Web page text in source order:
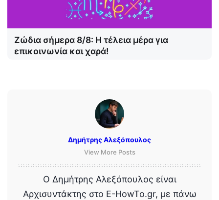
Ζώδια σήμερα 8/8: Η τέλεια μέρα για
επικοινωνία και χαρά!
Δημήτρης Αλεξόπουλος
View More Posts
Ο Δημήτρης Αλεξόπουλος είναι
Αρχισυντάκτης στο E-HowTo.gr, με πάνω